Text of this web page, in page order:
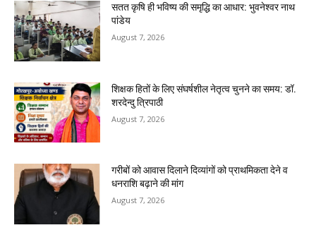
सतत कृषि ही भविष्य की समृद्धि का आधार: भुवनेश्वर नाथ
पांडेय
August 7, 2026
शिक्षक हितों के लिए संघर्षशील नेतृत्व चुनने का समय: डॉ.
शरदेन्दु त्रिपाठी
August 7, 2026
गरीबों को आवास दिलाने दिव्यांगों को प्राथमिकता देने व
धनराशि बढ़ाने की मांग
August 7, 2026